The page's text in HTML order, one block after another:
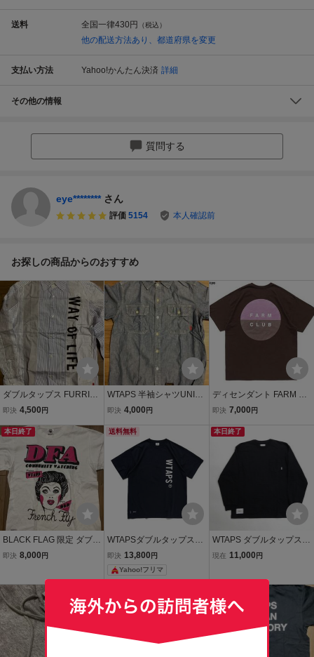
送料 全国一律430円 （税込）
他の配送方法あり、都道府県を変更
支払い方法 Yahoo!かんたん決済 詳細
その他の情報
質問する
eye******** さん
評価 5154 本人確認前
お探しの商品からのおすすめ
ダブルタップス FURRIER
S ヒューリーズ wtaps 長
forty ディセンダント desc
endant
即決 4,500 円
WTAPS 半袖シャツUNIO
N ユニオン ダブルタップ
ダント 40% fpar
即決 4,000 円
ディセンダント FARM CL
UB Tシャツ descendant
0% fpar forty ファームク
即決 7,000 円
本日終了
BLACK FLAG 限定 ダブル
タップスTシャツ wtaps ブ
nt ディセンダント fpar 4
0% BULL INK ブルインク
即決 8,000 円
送料無料
WTAPSダブルタップスT
シャツSIGNサイズM新品
ネイビーWTVUA
即決 13,800 円
Yahoo!フリマ
本日終了
WTAPS ダブルタップス
胸ポケット 長袖 Tシャツ
M11
現在 11,000 円